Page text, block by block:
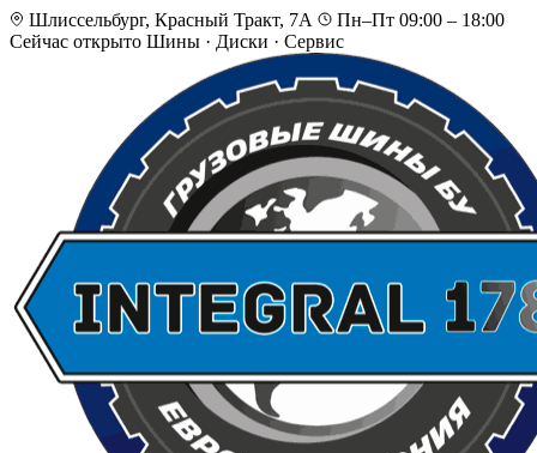
Шлиссельбург, Красный Тракт, 7А
Пн–Пт 09:00 – 18:00
Сейчас открыто Шины · Диски · Сервис